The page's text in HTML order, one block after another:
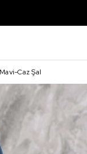
Mavi-Caz Şal